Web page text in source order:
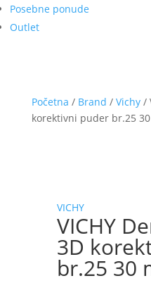
Posebne ponude
Outlet
Početna / Brand / Vichy/
korektivni puder br.25
VICHY
VICHY
3D
br.25 30